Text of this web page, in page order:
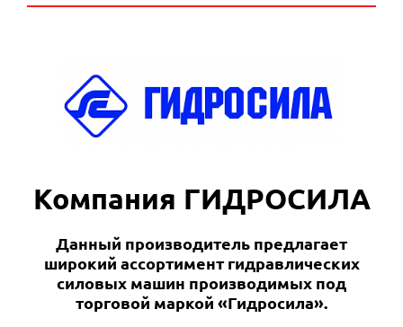
Компания ГИДРОСИЛА
Данный производитель предлагает
широкий ассортимент гидравлических
силовых машин производимых под
торговой маркой «Гидросила».